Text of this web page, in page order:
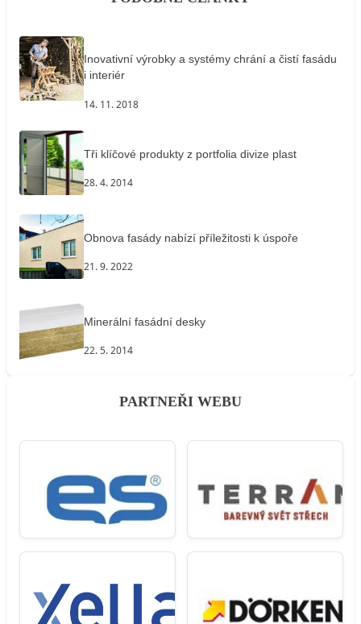
Inovativní výrobky a systémy chrání a čistí fasádu
i interiér
14. 11. 2018
Tři klíčové produkty z portfolia divize plast
28. 4. 2014
Obnova fasády nabízí příležitosti k úspoře
21. 9. 2022
Minerální fasádní desky
22. 5. 2014
PARTNEŘI WEBU